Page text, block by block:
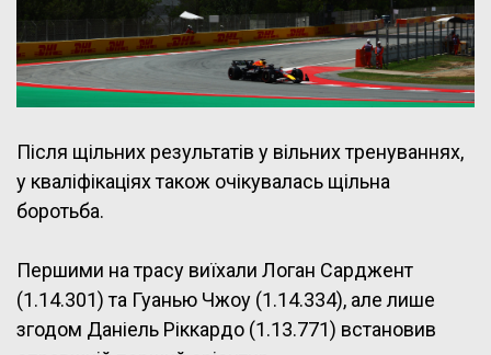
Після щільних результатів у вільних тренуваннях,
у кваліфікаціях також очікувалась щільна
боротьба.
Першими на трасу виїхали Логан Сарджент
(1.14.301) та Гуанью Чжоу (1.14.334), але лише
згодом Даніель Ріккардо (1.13.771) встановив